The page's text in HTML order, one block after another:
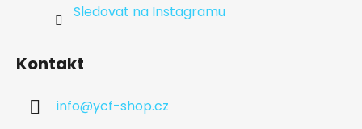
Sledovat na Instagramu
Kontakt
info@ycf-shop.cz